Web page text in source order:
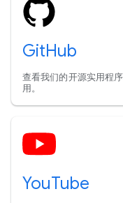
GitHub
查看我们的开源实用程
用。
YouTube